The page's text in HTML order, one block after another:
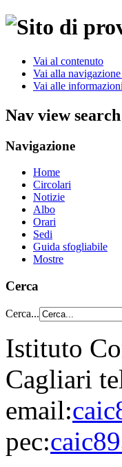
Vai al contenuto
Vai alla
Vai alle
Nav view search
Navigazione
Home
Circolari
Notizie
Albo
Orari
Sedi
Guida sfogliabile
Mostre
Cerca
Cerca...
Istituto
Cagliari
email:
pec: